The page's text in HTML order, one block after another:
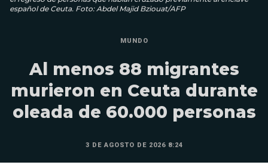
español de Ceuta. Foto: Abdel Majid Bziouat/AFP
MUNDO
Al menos 88 migrantes
murieron en Ceuta durante
oleada de 60.000 personas
3 DE AGOSTO DE 2026 8:24